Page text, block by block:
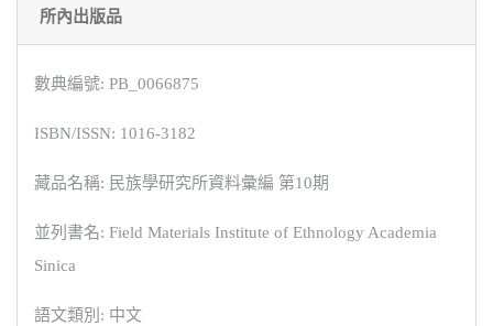
所內出版品
數典編號: PB_0066875
ISBN/ISSN: 1016-3182
藏品名稱: 民族學研究所資料彙編 第10期
並列書名: Field Materials Institute of Ethnology Academia
Sinica
語文類別: 中文